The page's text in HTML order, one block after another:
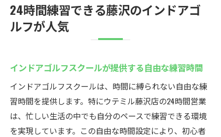
24時間練習できる藤沢のインドアゴ
ルフが人気
インドアゴルフスクールが提供する自由な練習時間
インドアゴルフスクールは、時間に縛られない自由な練
習時間を提供します。特にウテミル藤沢店の24時間営業
は、忙しい生活の中でも自分のペースで練習できる環境
を実現しています。この自由な時間設定により、初心者